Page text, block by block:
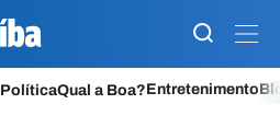
PolíticaQual a Boa?Entretenimento